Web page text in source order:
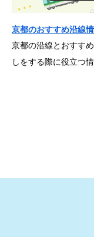
京都のおすすめ沿線
京都の沿線とおすす
しをする際に役立つ